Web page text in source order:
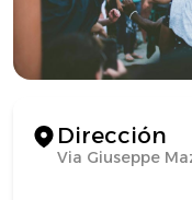
Dirección
Via Giuseppe